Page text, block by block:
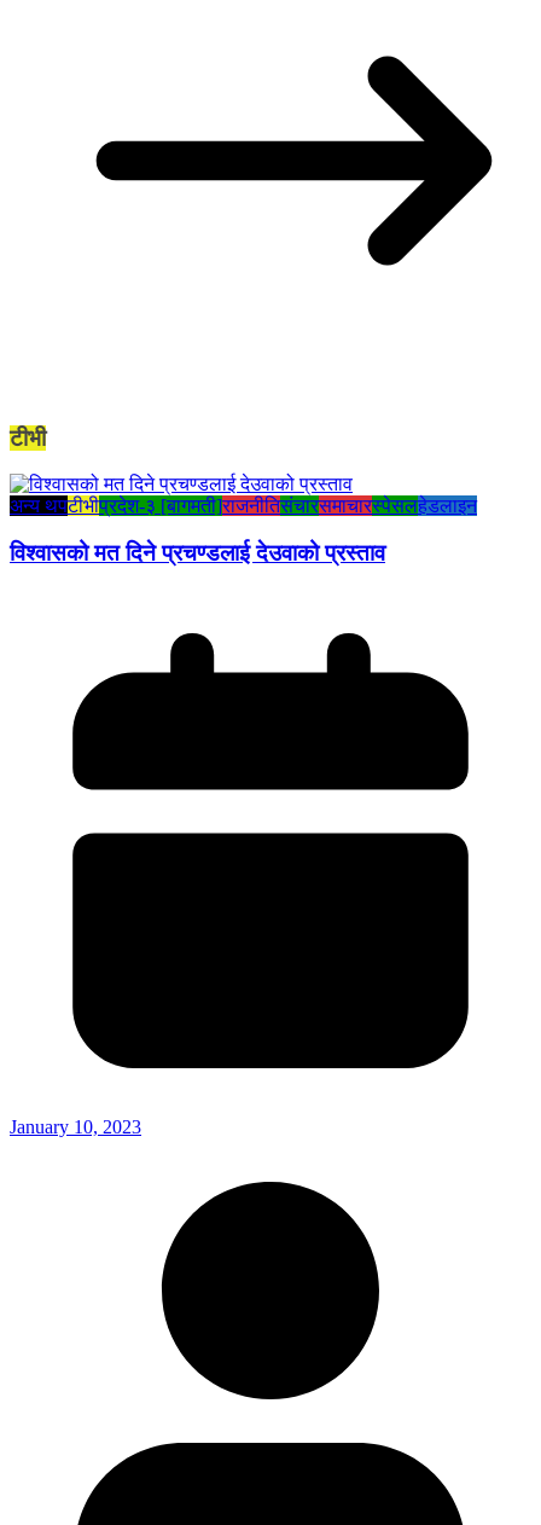
टीभी
अन्य थपटीभीप्रदेश-३ [बागमती]राजनीतिसंचारसमाचारस्पेसलहेडलाइन
विश्वासको मत दिने प्रचण्डलाई देउवाको प्रस्ताव
January 10, 2023